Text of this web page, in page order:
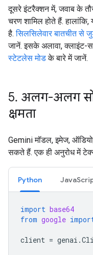
दूसरे इंटरैक्शन में, जवाब के
चरण शामिल होते हैं.
है.सिलसिलेवार बातचीत से
जानें. इसके अलावा, क्लाइंट-
स्टेटलेस मोडके बारे में जानें.
5. अलग-अलग
क्षमता
Gemini मॉडल, इमेज,
सकते हैं. एक ही अनुरोध में
Python
import base64
from google
client = genai .